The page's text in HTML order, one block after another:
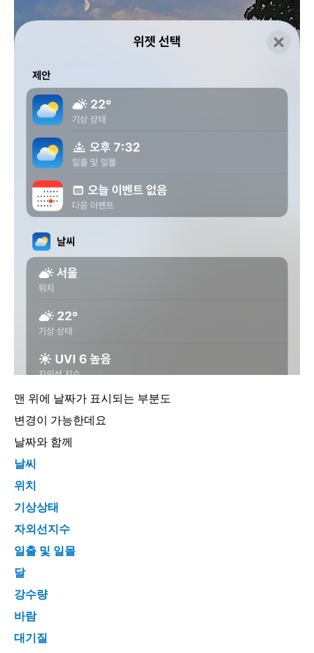
맨 위에 날짜가 표시되는 부분도
변경이 가능한데요
날짜와 함께
날씨
위치
기상상태
자외선지수
일출 및 일몰
달
강수량
바람
대기질